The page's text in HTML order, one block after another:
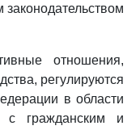
отношения,
регулируются
в области
с гражданским и